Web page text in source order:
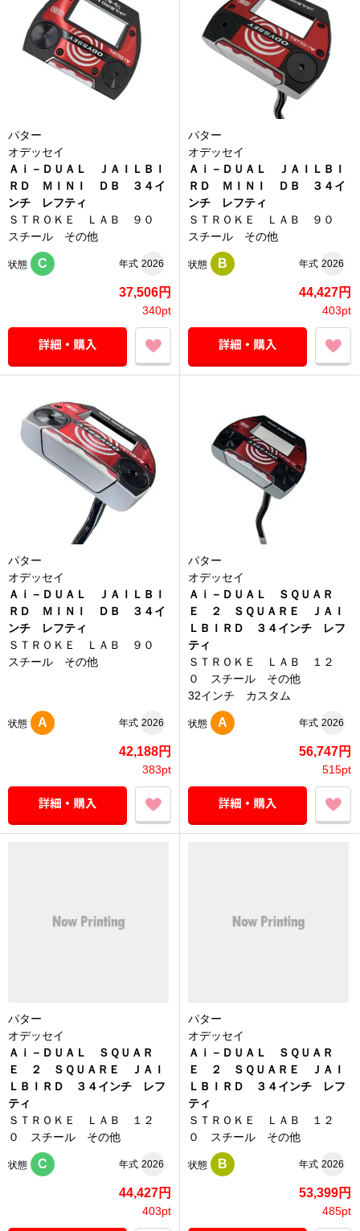
パター
オデッセイ
Ａｉ－ＤＵＡＬ ＪＡＩＬＢＩ
ＲＤ ＭＩＮＩ ＤＢ ３４イ
ンチ レフティ
ＳＴＲＯＫＥ ＬＡＢ ９０
スチール その他
状態 C 年式 2026
37,506円
340pt
パター
オデッセイ
Ａｉ－ＤＵＡＬ ＪＡＩＬＢＩ
ＲＤ ＭＩＮＩ ＤＢ ３４イ
ンチ レフティ
ＳＴＲＯＫＥ ＬＡＢ ９０
スチール その他
状態 B 年式 2026
44,427円
403pt
パター
オデッセイ
Ａｉ－ＤＵＡＬ ＪＡＩＬＢＩ
ＲＤ ＭＩＮＩ ＤＢ ３４イ
ンチ レフティ
ＳＴＲＯＫＥ ＬＡＢ ９０
スチール その他
状態 A 年式 2026
42,188円
383pt
パター
オデッセイ
Ａｉ－ＤＵＡＬ ＳＱＵＡＲ
Ｅ ２ ＳＱＵＡＲＥ ＪＡＩ
ＬＢＩＲＤ ３４インチ レフ
ティ
ＳＴＲＯＫＥ ＬＡＢ １２
０ スチール その他
32インチ カスタム
状態 A 年式 2026
56,747円
515pt
パター
オデッセイ
Ａｉ－ＤＵＡＬ ＳＱＵＡＲ
Ｅ ２ ＳＱＵＡＲＥ ＪＡＩ
ＬＢＩＲＤ ３４インチ レフ
ティ
ＳＴＲＯＫＥ ＬＡＢ １２
０ スチール その他
状態 C 年式 2026
44,427円
403pt
パター
オデッセイ
Ａｉ－ＤＵＡＬ ＳＱＵＡＲ
Ｅ ２ ＳＱＵＡＲＥ ＪＡＩ
ＬＢＩＲＤ ３４インチ レフ
ティ
ＳＴＲＯＫＥ ＬＡＢ １２
０ スチール その他
状態 B 年式 2026
53,399円
485pt